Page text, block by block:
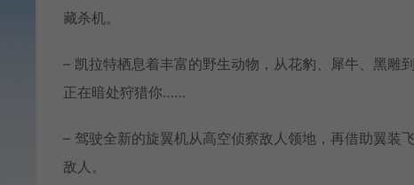
藏杀机。
– 凯拉特栖息着丰富的野生动物，从花豹、犀牛、黑雕
正在暗处狩猎你……
– 驾驶全新的旋翼机从高空侦察敌人领地，再借助翼装
敌人。